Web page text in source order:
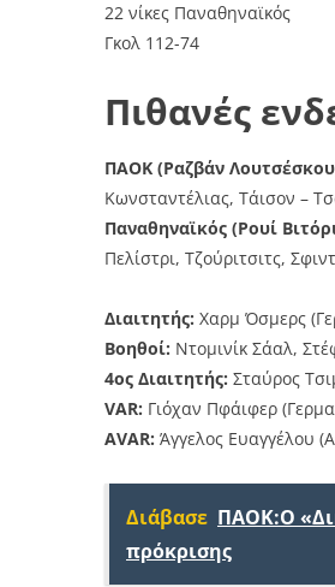
22 νίκες Παναθηναϊκός
Γκολ 112-74
Πιθανές
ΠΑΟΚ (Ραζβάν
Κωνσταντέλιας, Τάισον –
Παναθηναϊκός (Ρουί
Πελίστρι, Τζούριτσιτς,
Διαιτητής: Χαρμ Όσμερς
Βοηθοί: Ντομινίκ Σάαλ,
4ος Διαιτητής: Σταύρος
VAR: Γιόχαν Πφάιφερ
AVAR: Άγγελος Ευαγγέλου
Διάβασε ΠΑΟΚ:Ο
πρόκρισης